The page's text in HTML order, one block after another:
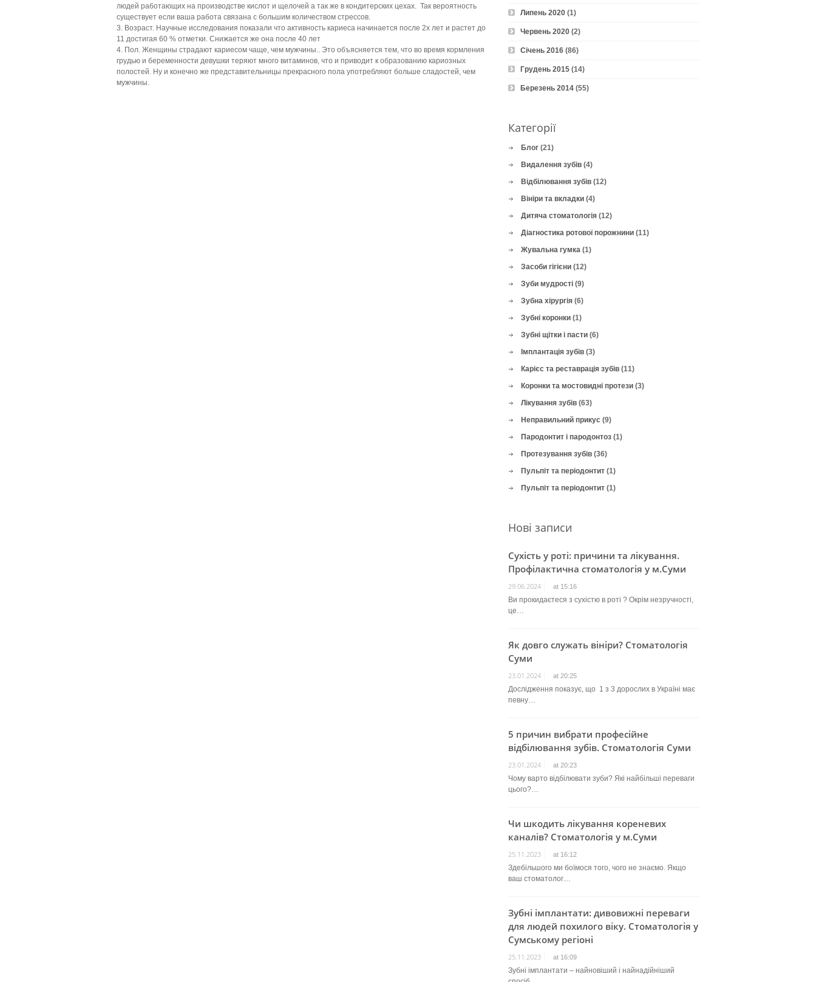
людей работающих на производстве кислот и щелочей а так же в кондитерских цехах. Так вероятность
существует если ваша работа связана с большим количеством стрессов.
3. Возраст. Научные исследования показали что активность кариеса начинается после 2х лет и растет до
11 достигая 60 % отметки. Снижается же она после 40 лет
4. Пол. Женщины страдают кариесом чаще, чем мужчины.. Это объясняется тем, что во время кормления
грудью и беременности девушки теряют много витаминов, что и приводит к образованию кариозных
полостей. Ну и конечно же представительницы прекрасного пола употребляют больше сладостей, чем
мужчины.
Липень 2020 (1)
Червень 2020 (2)
Січень 2016 (86)
Грудень 2015 (14)
Березень 2014 (55)
Категорії
Блог (21)
Видалення зубів (4)
Відбілювання зубів (12)
Вініри та вкладки (4)
Дитяча стоматологія (12)
Діагностика ротової порожнини (11)
Жувальна гумка (1)
Засоби гігієни (12)
Зуби мудрості (9)
Зубна хірургія (6)
Зубні коронки (1)
Зубні щітки і пасти (6)
Імплантація зубів (3)
Карієс та реставрація зубів (11)
Коронки та мостовидні протези (3)
Лікування зубів (63)
Неправильний прикус (9)
Пародонтит і пародонтоз (1)
Протезування зубів (36)
Пульпіт та періодонтит (1)
Пульпіт та періодонтит (1)
Нові записи
Сухість у роті: причини та лікування.
Профілактична стоматологія у м.Суми
29.06.2024 at 15:16
Ви прокидаєтеся з сухістю в роті ? Окрім незручності,
це…
Як довго служать вініри? Стоматологія
Суми
23.01.2024 at 20:25
Дослідження показує, що 1 з 3 дорослих в Україні має
певну…
5 причин вибрати професійне
відбілювання зубів. Стоматологія Суми
23.01.2024 at 20:23
Чому варто відбілювати зуби? Які найбільші переваги
цього?…
Чи шкодить лікування кореневих
каналів? Стоматологія у м.Суми
25.11.2023 at 16:12
Здебільшого ми боїмося того, чого не знаємо. Якщо
ваш стоматолог…
Зубні імплантати: дивовижні переваги
для людей похилого віку. Стоматологія у
Сумському регіоні
25.11.2023 at 16:09
Зубні імплантати – найновіший і найнадійніший